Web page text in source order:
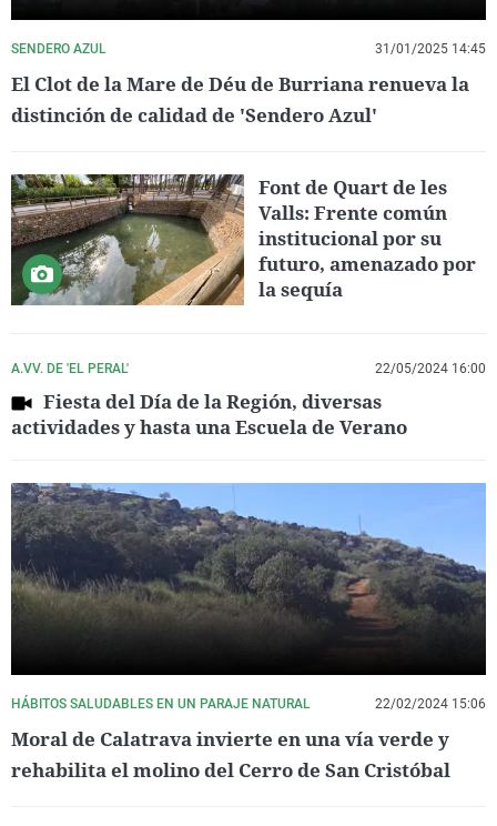
SENDERO AZUL 31/01/2025 14:45
El Clot de la Mare de Déu de Burriana renueva la
distinción de calidad de 'Sendero Azul'
Font de Quart de les
Valls: Frente común
institucional por su
futuro, amenazado por
la sequía
A.VV. DE 'EL PERAL' 22/05/2024 16:00
Fiesta del Día de la Región, diversas
actividades y hasta una Escuela de Verano
HÁBITOS SALUDABLES EN UN PARAJE NATURAL 22/02/2024 15:06
Moral de Calatrava invierte en una vía verde y
rehabilita el molino del Cerro de San Cristóbal